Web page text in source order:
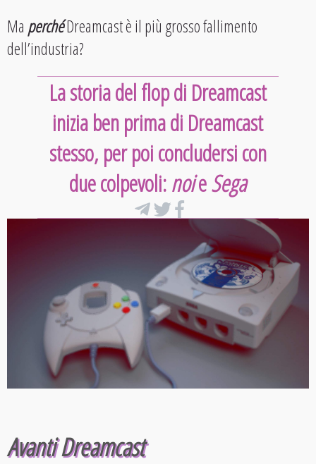
Ma perchéDreamcast è il più grosso fallimento
dell’industria?
La storia del flop di Dreamcast
inizia ben prima di Dreamcast
stesso, per poi concludersi con
due colpevoli:noieSega
Avanti Dreamcast